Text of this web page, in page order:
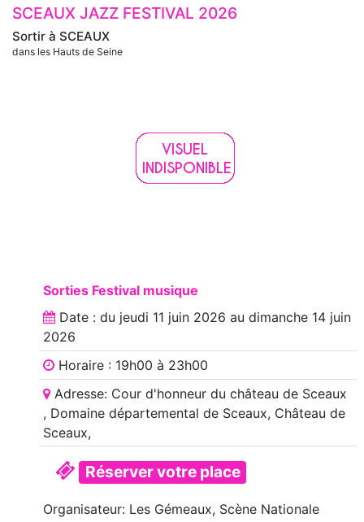
Sortir à SCEAUX
dans les Hauts de Seine
SCEAUX JAZZ FESTIVAL 2026
Sorties Festival musique
Date : du jeudi 11 juin 2026 au dimanche 14 juin
2026
Horaire : 19h00 à 23h00
Adresse: Cour d'honneur du château de Sceaux
, Domaine départemental de Sceaux, Château de
Sceaux,
Réserver votre place
Organisateur: Les Gémeaux, Scène Nationale